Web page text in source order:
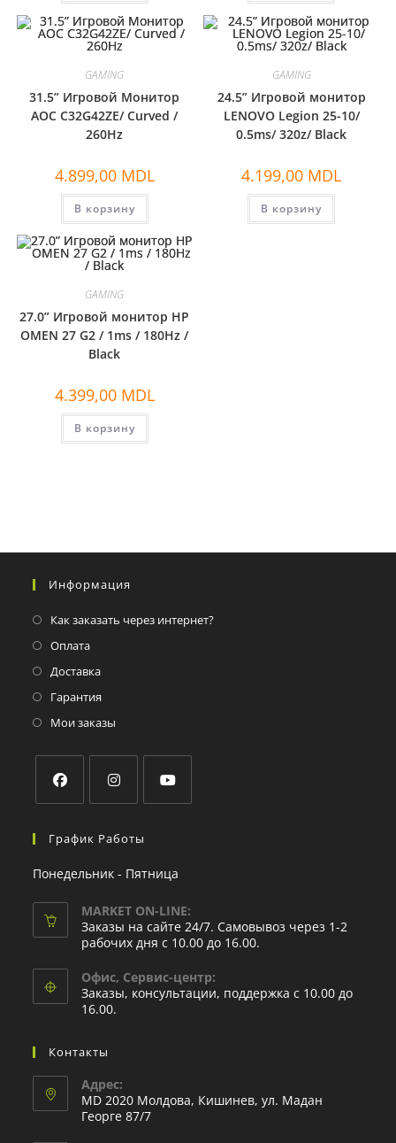
GAMING
31.5” Игровой Монитор
AOC C32G42ZE/ Curved /
260Hz
4.899,00 MDL
В корзину
GAMING
24.5” Игровой монитор
LENOVO Legion 25-10/
0.5ms/ 320z/ Black
4.199,00 MDL
В корзину
GAMING
27.0” Игровой монитор HP
OMEN 27 G2 / 1ms / 180Hz /
Black
4.399,00 MDL
В корзину
Информация
Как заказать через интернет?
Оплата
Доставка
Гарантия
Мои заказы
График Работы
Понедельник - Пятница
MARKET ON-LINE:
Заказы на сайте 24/7. Самовывоз через 1-2
рабочих дня с 10.00 до 16.00.
Офис, Сервис-центр:
Заказы, консультации, поддержка с 10.00 до
16.00.
Контакты
Адрес:
MD 2020 Молдова, Кишинев, ул. Мадан
Георге 87/7